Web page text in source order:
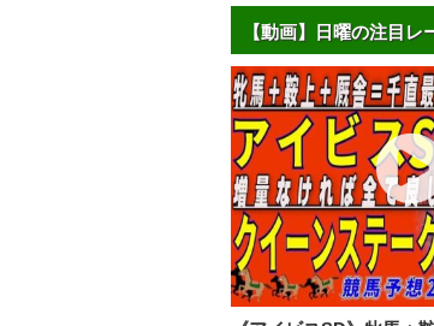
【動画】日曜の注目レ